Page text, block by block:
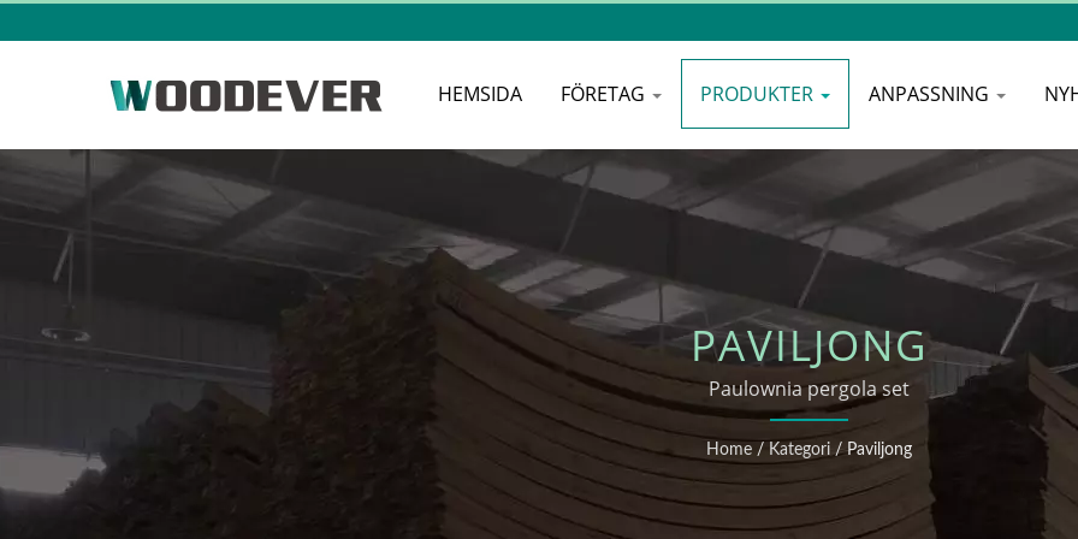
HEMSIDA FÖRETAG PRODUKTER ANPASSNING
PAVILJONG
Paulownia pergola set
Home / Kategori / Paviljong